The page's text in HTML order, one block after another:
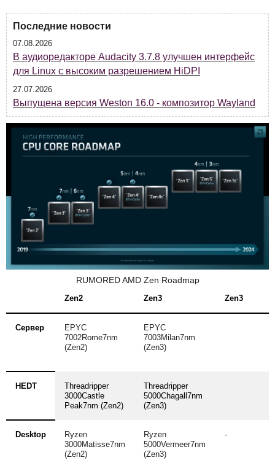
Последние новости
07.08.2026
В аудиоредакторе Audacity 3.7.8 улучшен интерфейс
для Linux с высоким разрешением HiDPI
27.07.2026
Выпущена версия Weston 16.0 - композитор Wayland
RUMORED AMDZen Roadmap
Zen2 Zen3 Zen3
Сервер
EPYC
7002Rome7nm
(Zen2)
EPYC
7003Milan7nm
(Zen3)
HEDT
Threadripper
3000Castle
Peak7nm (Zen2)
Threadripper
5000Chagall7nm
(Zen3)
Desktop
Ryzen
3000Matisse7nm
(Zen2)
Ryzen
5000Vermeer7nm
(Zen3)
-